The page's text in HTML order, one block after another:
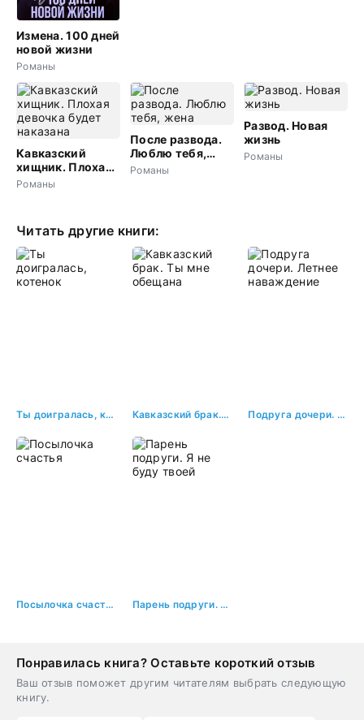
Измена. 100 дней
новой жизни
Романы
Кавказский
хищник. Плохая
девочка будет
Романы
После развода.
Люблю тебя,
жена
Романы
Развод. Новая
жизнь
Романы
Читать другие книги:
Ты доигралась, котенок Кавказский брак. Ты мне обещана Подруга дочери. Летнее наваждение
Посылочка счастья Парень подруги. Я не буду твоей
Понравилась книга? Оставьте короткий отзыв
Ваш отзыв поможет другим читателям выбрать следующую
книгу.